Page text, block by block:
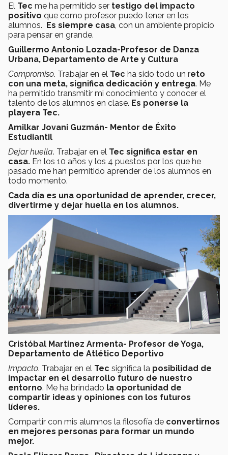
El Tec me ha permitido ser testigo del impacto
positivo que como profesor puedo tener en los
alumnos. Es siempre casa, con un ambiente propicio
para pensar en grande.
Guillermo Antonio Lozada-Profesor de Danza
Urbana, Departamento de Arte y Cultura
Compromiso. Trabajar en el Tec ha sido todo un reto
con una meta, significa dedicación y entrega. Me
ha permitido transmitir mi conocimiento y conocer el
talento de los alumnos en clase. Es ponerse la
playera Tec.
Amilkar Jovani Guzmán- Mentor de Éxito
Estudiantil
Dejar huella. Trabajar en el Tec significa estar en
casa. En los 10 años y los 4 puestos por los que he
pasado me han permitido aprender de los alumnos en
todo momento.
Cada día es una oportunidad de aprender, crecer,
divertirme y dejar huella en los alumnos.
Cristóbal Martínez Armenta- Profesor de Yoga,
Departamento de Atlético Deportivo
Impacto. Trabajar en el Tec significa la posibilidad de
impactar en el desarrollo futuro de nuestro
entorno. Me ha brindado la oportunidad de
compartir ideas y opiniones con los futuros
líderes.
Compartir con mis alumnos la filosofía de convertirnos
en mejores personas para formar un mundo
mejor.